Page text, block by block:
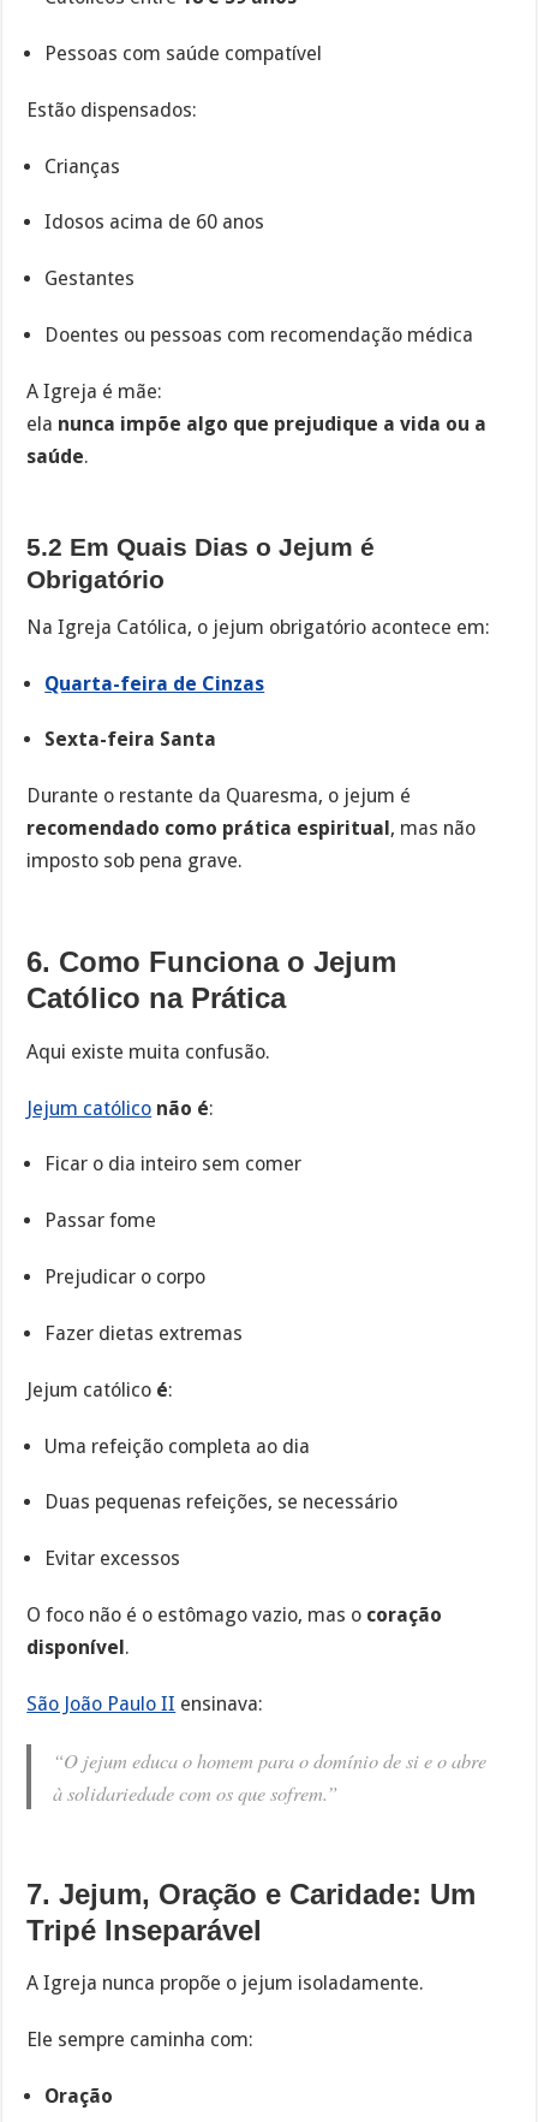
Pessoas com saúde compatível
Estão dispensados:
Crianças
Idosos acima de 60 anos
Gestantes
Doentes ou pessoas com recomendação médica
A Igreja é mãe:
ela nunca impõe algo que prejudique a vida ou a
saúde.
5.2 Em Quais Dias o Jejum é
Obrigatório
Na Igreja Católica, o jejum obrigatório acontece em:
Quarta-feira de Cinzas
Sexta-feira Santa
Durante o restante da Quaresma, o jejum é
recomendado como prática espiritual , mas não
imposto sob pena grave.
6. Como Funciona o Jejum
Católico na Prática
Aqui existe muita confusão.
Jejum católico não é:
Ficar o dia inteiro sem comer
Passar fome
Prejudicar o corpo
Fazer dietas extremas
Jejum católico é:
Uma refeição completa ao dia
Duas pequenas refeições, se necessário
Evitar excessos
O foco não é o estômago vazio, mas o coração
disponível .
São João Paulo II ensinava:
“O jejum educa o homem para o domínio de si e o abre
à solidariedade com os que sofrem.”
7. Jejum, Oração e Caridade: Um
Tripé Inseparável
A Igreja nunca propõe o jejum isoladamente.
Ele sempre caminha com:
Oração